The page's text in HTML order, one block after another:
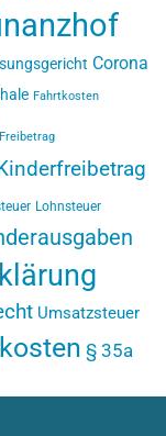
Corona
Fahrtkosten
Freibetrag
Kinderfreibetrag
Lohnsteuer
Umsatzsteuer
§ 35a